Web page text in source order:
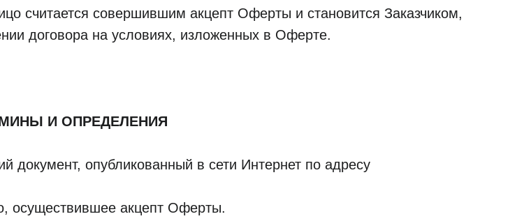
считается совершившим акцепт Оферты и становится Заказчиком,
договора на условиях, изложенных в Оферте.
И ОПРЕДЕЛЕНИЯ
опубликованный в сети Интернет по адресу
осуществившее акцепт Оферты.